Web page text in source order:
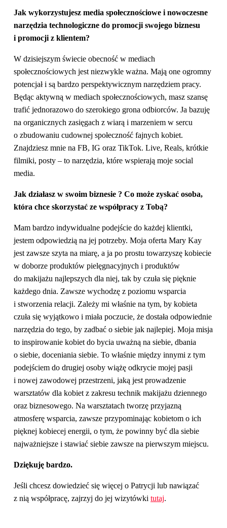
Jak wykorzystujesz media społecznościowe i nowoczesne
narzędzia technologiczne do promocji swojego biznesu
i promocji z klientem?
W dzisiejszym świecie obecność w mediach
społecznościowych jest niezwykle ważna. Mają one ogromny
potencjał i są bardzo perspektywicznym narzędziem pracy.
Będąc aktywną w mediach społecznościowych, masz szansę
trafić jednorazowo do szerokiego grona odbiorców. Ja bazuję
na organicznych zasięgach z wiarą i marzeniem w sercu
o zbudowaniu cudownej społeczność fajnych kobiet.
Znajdziesz mnie na FB, IG oraz TikTok. Live, Reals, krótkie
filmiki, posty – to narzędzia, które wspierają moje social
media.
Jak działasz w swoim biznesie ? Co może zyskać osoba,
która chce skorzystać ze współpracy z Tobą?
Mam bardzo indywidualne podejście do każdej klientki,
jestem odpowiedzią na jej potrzeby. Moja oferta Mary Kay
jest zawsze szyta na miarę, a ja po prostu towarzyszę kobiecie
w doborze produktów pielęgnacyjnych i produktów
do makijażu najlepszych dla niej, tak by czuła się pięknie
każdego dnia. Zawsze wychodzę z poziomu wsparcia
i stworzenia relacji. Zależy mi właśnie na tym, by kobieta
czuła się wyjątkowo i miała poczucie, że dostała odpowiednie
narzędzia do tego, by zadbać o siebie jak najlepiej. Moja misja
to inspirowanie kobiet do bycia uważną na siebie, dbania
o siebie, doceniania siebie. To właśnie między innymi z tym
podejściem do drugiej osoby wiążę odkrycie mojej pasji
i nowej zawodowej przestrzeni, jaką jest prowadzenie
warsztatów dla kobiet z zakresu technik makijażu dziennego
oraz biznesowego. Na warsztatach tworzę przyjazną
atmosferę wsparcia, zawsze przypominając kobietom o ich
pięknej kobiecej energii, o tym, że powinny być dla siebie
najważniejsze i stawiać siebie zawsze na pierwszym miejscu.
Dziękuję bardzo.
Jeśli chcesz dowiedzieć się więcej o Patrycji lub nawiązać
z nią współpracę, zajrzyj do jej wizytówki tutaj.